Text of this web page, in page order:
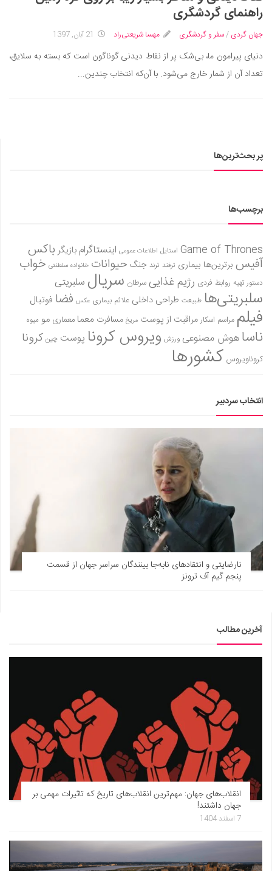
راهنمای گردشگری
جهان گردی /سفر و گردشگری مهسا شریعتی‌راد 21 آبان, 1397
دنیای پیرامون ما، بی‌شک پر از نقاط دیدنی گوناگون است که بسته به سلایق،
تعداد آن از شمار خارج می‌شود. با آن‌که انتخاب چندین...
پر بحث‌ترین‌ها
برچسب‌ها
Game of Thrones استایل اطلاعات عمومی اینستاگرام بازیگر باکس
آفیس برترین‌ها بیماری ترفند ترند جنگ حیوانات خانواده سلطنتی خواب
دستور تهیه روابط فردی رژیم غذاییسرطان سریال سلبریتی
سلبریتی‌ها طبیعت طراحی داخلی علائم بیماری عکس فضا فوتبال
فیلم مراسم اسکارمراقبت از پوست مریخ مسافرت معمامعماری مو میوه
ناساهوش مصنوعی ورزش ویروس کرونا پوست چین کرونا
کروناویروس کشورها
انتخاب سردبیر
نارضایتی و انتقادهای نابه‌جا بینندگان سراسر جهان از قسمت
پنجم گیم آف ترونز
آخرین مطالب
انقلاب‌های جهان: مهم‌ترین انقلاب‌های تاریخ که تاثیرات مهمی بر
جهان داشتند!
7 اسفند 1404